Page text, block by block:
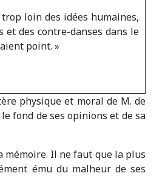
loin des idées humaines,
et des contre-danses dans le
point. »
physique et moral de M. de
fond de ses opinions et de sa
mémoire. Il ne faut que la plus
ému du malheur de ses